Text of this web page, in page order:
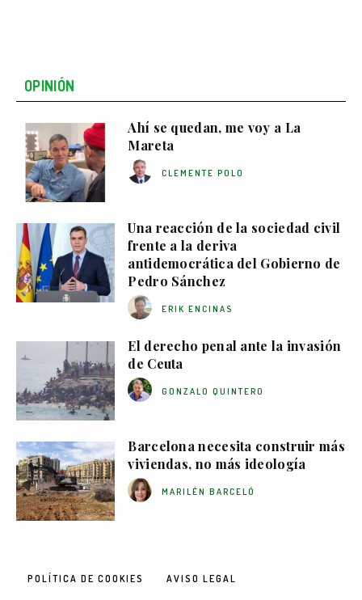
OPINIÓN
Ahí se quedan, me voy a La
Mareta
CLEMENTE POLO
Una reacción de la sociedad civil
frente a la deriva
antidemocrática del Gobierno de
Pedro Sánchez
ERIK ENCINAS
El derecho penal ante la invasión
de Ceuta
GONZALO QUINTERO
Barcelona necesita construir más
viviendas, no más ideología
MARILÉN BARCELÓ
POLÍTICA DE COOKIES AVISO LEGAL